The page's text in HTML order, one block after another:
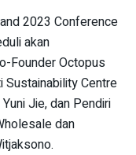
2023 Conference
akan
Founder Octopus
Sustainability Centre
Jie, dan Pendiri
dan